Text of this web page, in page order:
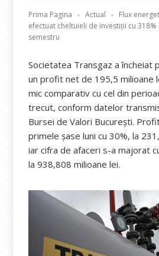
Prima Pagina Actual Flux
efectuat cheltuieli de investiţii cu
semestru
Societatea Transgaz a încheiat
un profit net de 195,5 milioane
mic comparativ cu cel din
trecut, conform datelor
Bursei de Valori Bucureşti.
primele şase luni cu 30%, la
iar cifra de afaceri s-a majorat
la 938,808 milioane lei.